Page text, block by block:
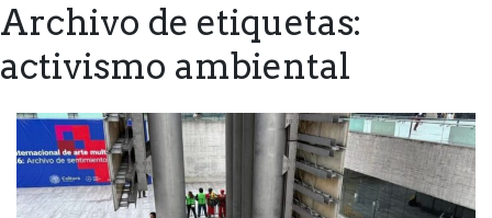
Archivo de etiquetas:
activismo ambiental